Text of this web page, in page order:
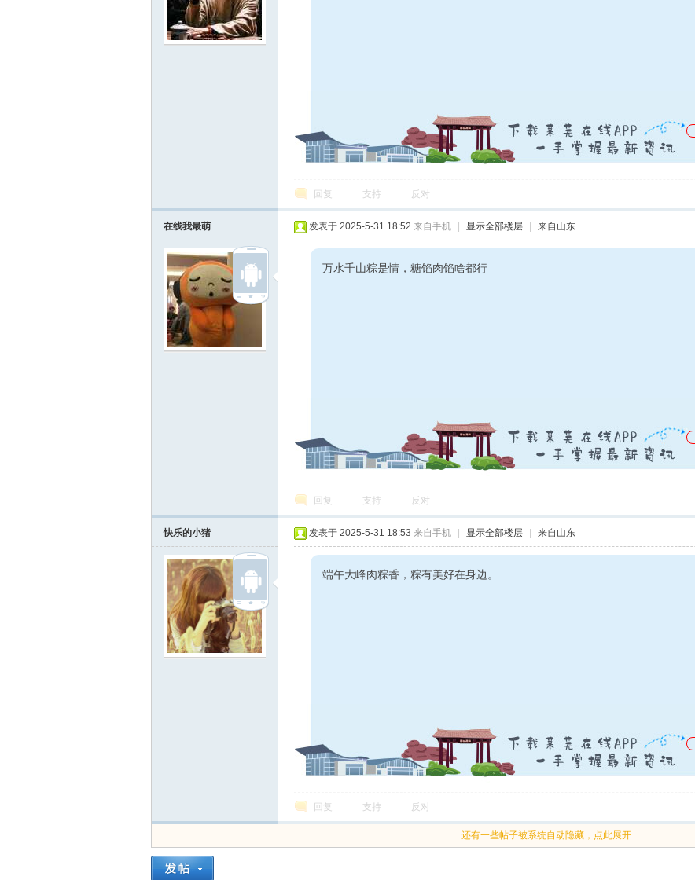
回复 支持 反对
在线我最萌 发表于 2025-5-31 18:52 来自手机 显示全部楼层 来自山东
万水千山粽是情，糖馅肉馅啥都行
回复 支持 反对
快乐的小猪 发表于 2025-5-31 18:53 来自手机 显示全部楼层 来自山东
端午大峰肉粽香，粽有美好在身边。
回复 支持 反对
还有一些帖子被系统自动隐藏，点此展开